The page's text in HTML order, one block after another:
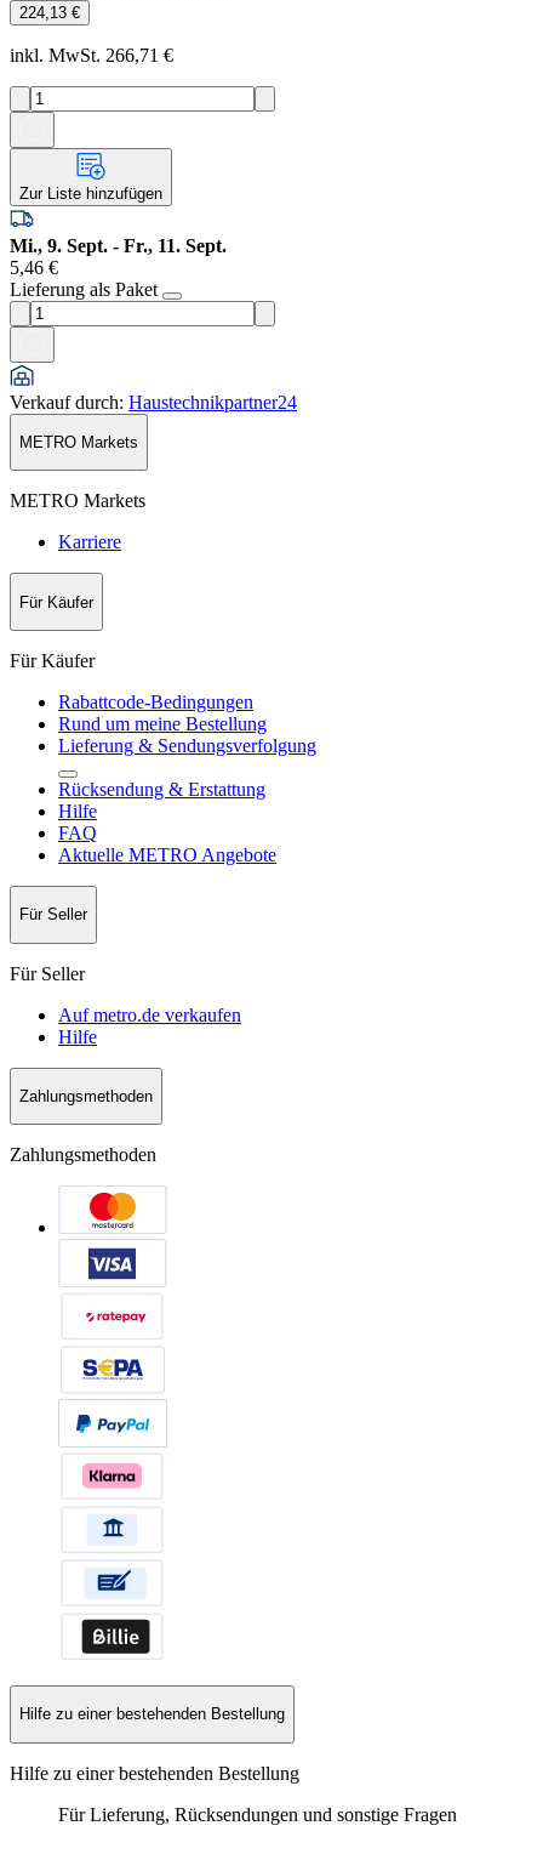
224,13 €
inkl. MwSt. 266,71 €
Zur Liste hinzufügen
Mi., 9. Sept. - Fr., 11. Sept.
5,46 €
Lieferung als Paket
Verkauf durch: Haustechnikpartner24
METRO Markets
METRO Markets
Karriere
Für Käufer
Für Käufer
Rabattcode-Bedingungen
Rund um meine Bestellung
Lieferung & Sendungsverfolgung
Rücksendung & Erstattung
Hilfe
FAQ
Aktuelle METRO Angebote
Für Seller
Für Seller
Auf metro.de verkaufen
Hilfe
Zahlungsmethoden
Zahlungsmethoden
Hilfe zu einer bestehenden Bestellung
Hilfe zu einer bestehenden Bestellung
Für Lieferung, Rücksendungen und sonstige Fragen